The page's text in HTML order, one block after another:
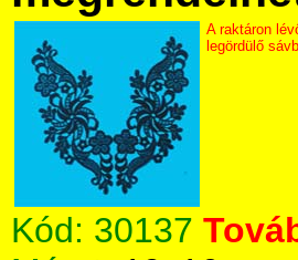
A raktáron
legördülő
Kód: 30137